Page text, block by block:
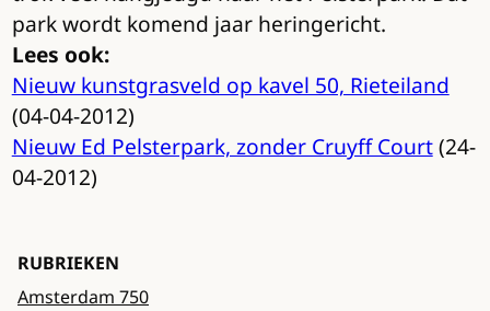
park wordt komend jaar heringericht.
Lees ook:
Nieuw kunstgrasveld op kavel 50, Rieteiland
(04-04-2012)
Nieuw Ed Pelsterpark, zonder Cruyff Court(24-
04-2012)
RUBRIEKEN
Amsterdam 750